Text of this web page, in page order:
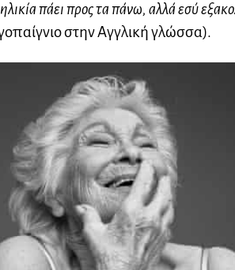
πάει προς τα πάνω, αλλά εσύ
στην Αγγλική γλώσσα).